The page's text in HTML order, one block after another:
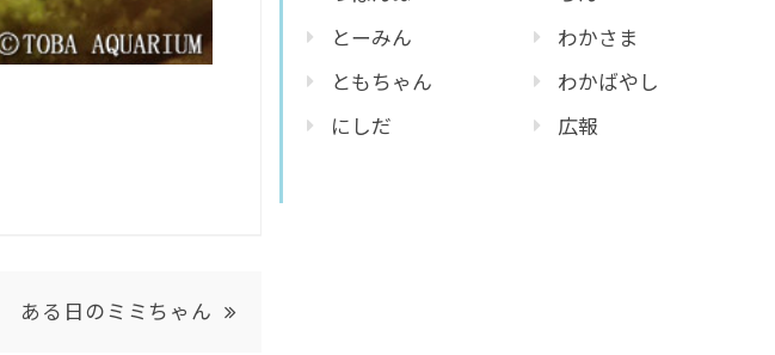
ある日のミミちゃん
とーみん
ともちゃん
にしだ
わかさま
わかばやし
広報